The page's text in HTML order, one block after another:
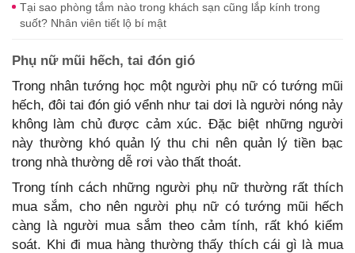
Tại sao phòng tắm nào trong khách sạn cũng lắp kính trong
suốt? Nhân viên tiết lộ bí mật
Phụ nữ mũi hếch, tai đón gió
Trong nhân tướng học một người phụ nữ có tướng mũi
hếch, đôi tai đón gió vểnh như tai dơi là người nóng nảy
không làm chủ được cảm xúc. Đặc biệt những người
này thường khó quản lý thu chi nên quản lý tiền bạc
trong nhà thường dễ rơi vào thất thoát.
Trong tính cách những người phụ nữ thường rất thích
mua sắm, cho nên người phụ nữ có tướng mũi hếch
càng là người mua sắm theo cảm tính, rất khó kiểm
soát. Khi đi mua hàng thường thấy thích cái gì là mua